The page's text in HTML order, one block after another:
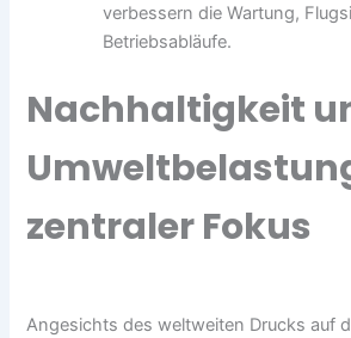
verbessern die Wartung,
Betriebsabläufe.
Nachhaltigkeit
zentraler Fokus
Angesichts des weltweiten Drucks auf